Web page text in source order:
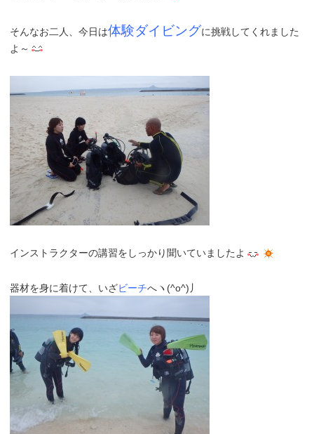
そんなお二人、今日は体験ダイビングに挑戦してくれました
よ～
インストラクターの講習をしっかり聞いていましたよ
器材を身に着けて、いざビーチへヽ(^o^)丿